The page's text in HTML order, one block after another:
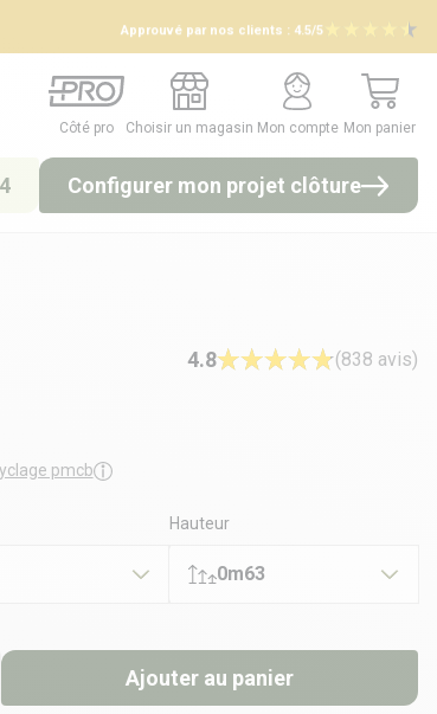
Approuvé par nos clients : 4.5/5
Côté pro
Côté pro
Choisir un magasin
Choisir un magasin
Mon compte
Mon compte
Mon panier
Mon panier
Configurer mon projet clôture
4.8 (838 avis)
pmcb
Hauteur
0m63
Ajouter au panier